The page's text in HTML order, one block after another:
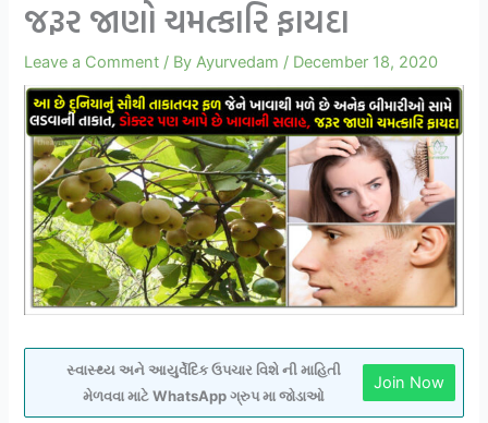
જરૂર જાણો ચમત્કારિ ફાયદા
Leave a Comment / ByAyurvedam / December 18, 2020
સ્વાસ્થ્ય અને આયુર્વેદિક ઉપચાર વિશે ની માહિતી
મેળવવા માટે WhatsApp ગ્રુપ મા જોડાઓ
Join Now